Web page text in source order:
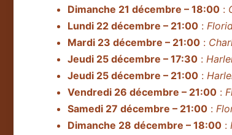
Dimanche 21 décembre – 18:00 :
Lundi 22 décembre – 21:00 :
Mardi 23 décembre – 21:00 :
Jeudi 25 décembre – 17:30 :
Jeudi 25 décembre – 21:00 :
Vendredi 26 décembre – 21:00 :
Samedi 27 décembre – 21:00 :
Dimanche 28 décembre – 18:00 :